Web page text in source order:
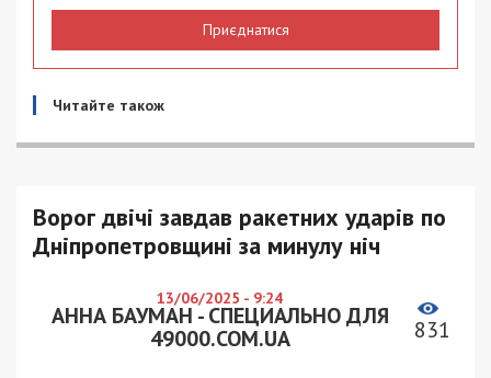
Приєднатися
Читайте також
Ворог двічі завдав ракетних ударів по
Дніпропетровщині за минулу ніч
13/06/2025 - 9:24
АННА БАУМАН - СПЕЦИАЛЬНО ДЛЯ
49000.COM.UA
831